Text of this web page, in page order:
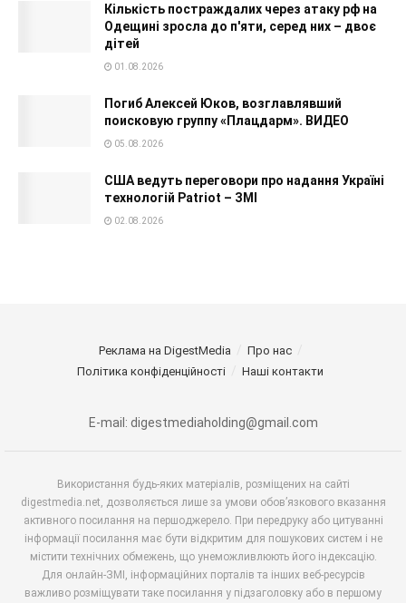
Кількість постраждалих через атаку рф на
Одещині зросла до п'яти, серед них – двоє
дітей
01.08.2026
Погиб Алексей Юков, возглавлявший
поисковую группу «Плацдарм». ВИДЕО
05.08.2026
США ведуть переговори про надання Україні
технологій Patriot – ЗМІ
02.08.2026
Реклама на DigestMedia
Про нас
Політика конфіденційності
Наші контакти
E-mail: digestmediaholding@gmail.com
Використання будь-яких матеріалів, розміщених на сайті
digestmedia.net, дозволяється лише за умови обов’язкового вказання
активного посилання на першоджерело. При передруку або цитуванні
інформації посилання має бути відкритим для пошукових систем і не
містити технічних обмежень, що унеможливлюють його індексацію.
Для онлайн-ЗМІ, інформаційних порталів та інших веб-ресурсів
важливо розміщувати таке посилання у підзаголовку або в першому